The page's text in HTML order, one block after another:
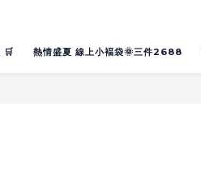
🛒 熱情盛夏 線上小褔袋🌞三件2688